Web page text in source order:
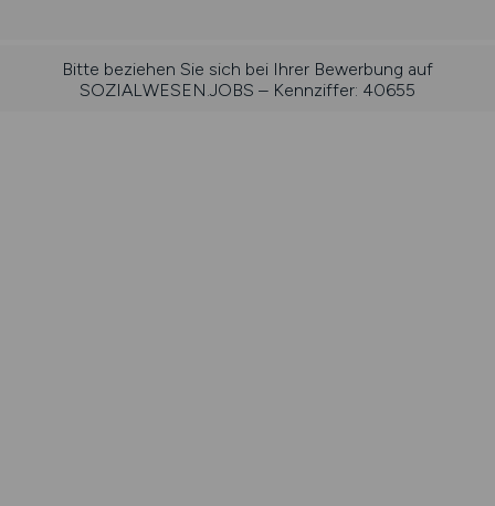
Bitte beziehen Sie sich bei Ihrer Bewerbung auf
SOZIALWESEN.JOBS – Kennziffer: 40655